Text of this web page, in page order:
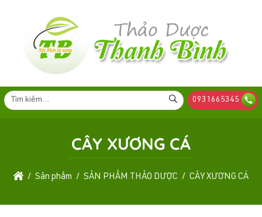
0931665345
CÂY XƯƠNG CÁ
Sản phẩm SẢN PHẨM THẢO DƯỢC CÂY XƯƠNG CÁ